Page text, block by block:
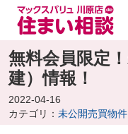
無料会員限定
建）情報！
2022-04-16
カテゴリ： 未公開売買物